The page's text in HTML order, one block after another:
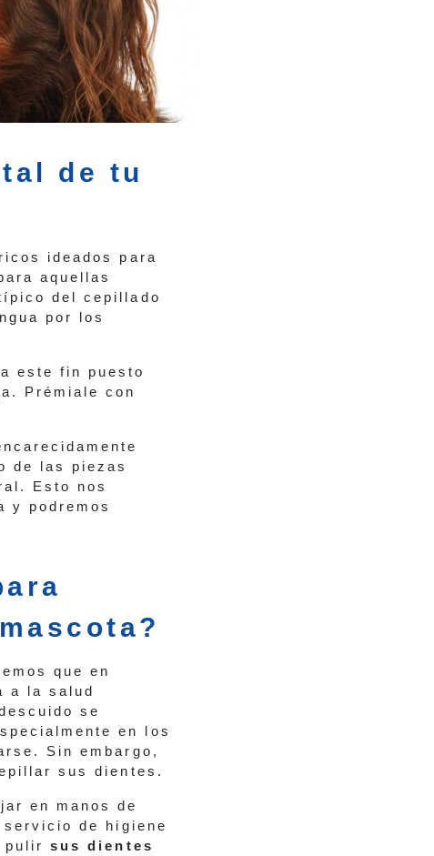
de tu
ideados para
aquellas
del cepillado
por los
este fin puesto
Prémiale con
de las piezas
Esto nos
y podremos
que en
a la salud
se
en los
Sin embargo,
sus dientes.
en manos de
de higiene
pulirsus dientes